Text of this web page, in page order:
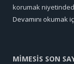
korumak
Devamını okumak
MİMESİS SON